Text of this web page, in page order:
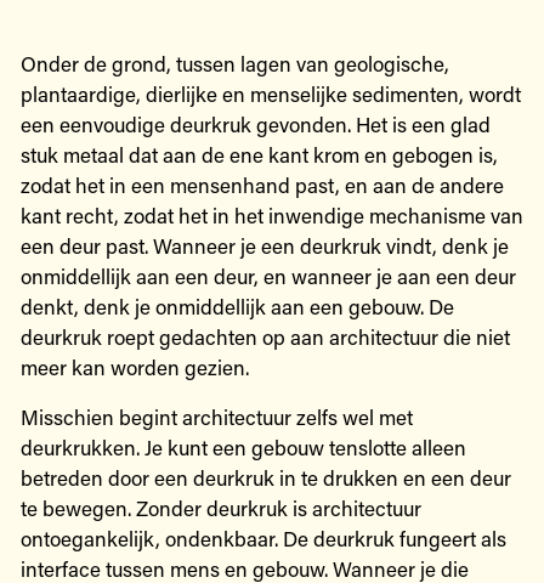
Onder de grond, tussen lagen van geologische,
plantaardige, dierlijke en menselijke sedimenten, wordt
een eenvoudige deurkruk gevonden. Het is een glad
stuk metaal dat aan de ene kant krom en gebogen is,
zodat het in een mensenhand past, en aan de andere
kant recht, zodat het in het inwendige mechanisme van
een deur past. Wanneer je een deurkruk vindt, denk je
onmiddellijk aan een deur, en wanneer je aan een deur
denkt, denk je onmiddellijk aan een gebouw. De
deurkruk roept gedachten op aan architectuur die niet
meer kan worden gezien.
Misschien begint architectuur zelfs wel met
deurkrukken. Je kunt een gebouw tenslotte alleen
betreden door een deurkruk in te drukken en een deur
te bewegen. Zonder deurkruk is architectuur
ontoegankelijk, ondenkbaar. De deurkruk fungeert als
interface tussen mens en gebouw. Wanneer je die